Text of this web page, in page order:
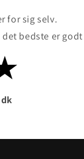
for sig selv.
bedste er